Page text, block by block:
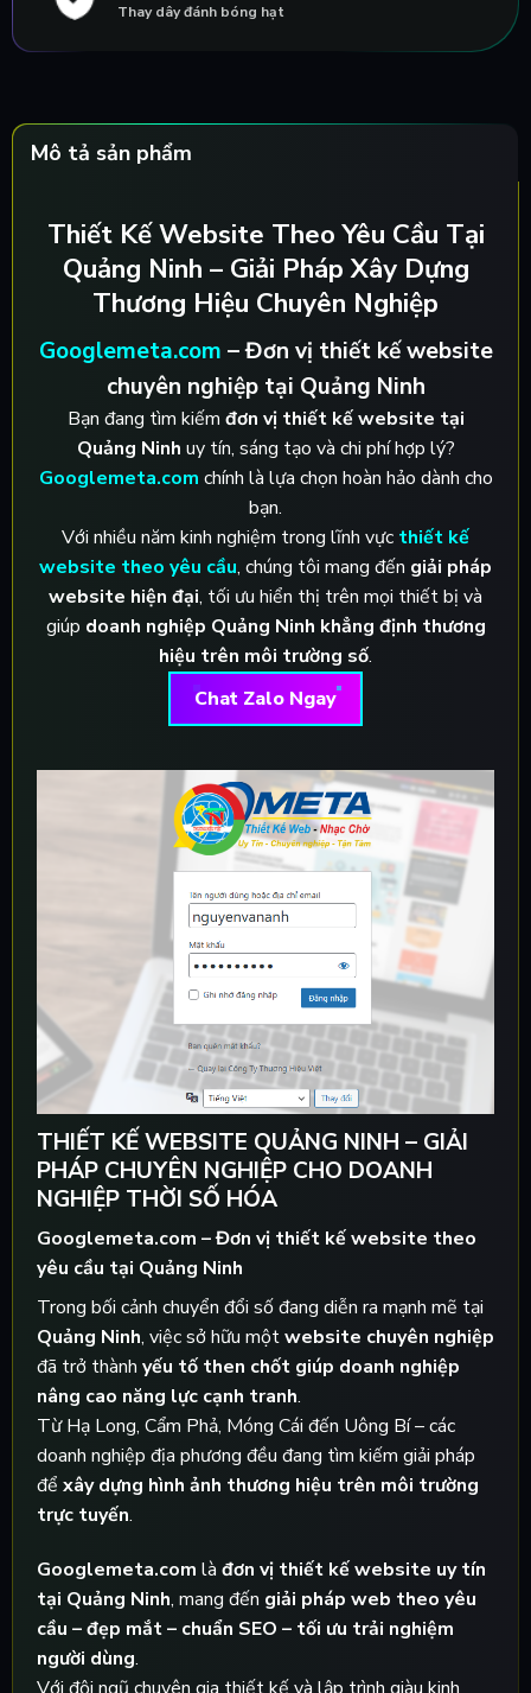
Thay dây đánh bóng hạt
Mô tả sản phẩm
Thiết Kế Website Theo Yêu Cầu Tại
Quảng Ninh – Giải Pháp Xây Dựng
Thương Hiệu Chuyên Nghiệp
Googlemeta.com – Đơn vị thiết kế website
chuyên nghiệp tại Quảng Ninh
Bạn đang tìm kiếm đơn vị thiết kế website tại
Quảng Ninh uy tín, sáng tạo và chi phí hợp lý?
Googlemeta.com chính là lựa chọn hoàn hảo dành cho
bạn.
Với nhiều năm kinh nghiệm trong lĩnh vực thiết kế
website theo yêu cầu, chúng tôi mang đến giải pháp
website hiện đại, tối ưu hiển thị trên mọi thiết bị và
giúp doanh nghiệp Quảng Ninh khẳng định thương
hiệu trên môi trường số.
Chat Zalo Ngay
THIẾT KẾ WEBSITE QUẢNG NINH – GIẢI
PHÁP CHUYÊN NGHIỆP CHO DOANH
NGHIỆP THỜI SỐ HÓA
Googlemeta.com – Đơn vị thiết kế website theo
yêu cầu tại Quảng Ninh
Trong bối cảnh chuyển đổi số đang diễn ra mạnh mẽ tại
Quảng Ninh, việc sở hữu mộtwebsite chuyên nghiệp
đã trở thành yếu tố then chốt giúp doanh nghiệp
nâng cao năng lực cạnh tranh.
Từ Hạ Long, Cẩm Phả, Móng Cái đến Uông Bí – các
doanh nghiệp địa phương đều đang tìm kiếm giải pháp
để xây dựng hình ảnh thương hiệu trên môi trường
trực tuyến.
Googlemeta.com là đơn vị thiết kế website uy tín
tại Quảng Ninh, mang đến giải pháp web theo yêu
cầu – đẹp mắt – chuẩn SEO – tối ưu trải nghiệm
người dùng.